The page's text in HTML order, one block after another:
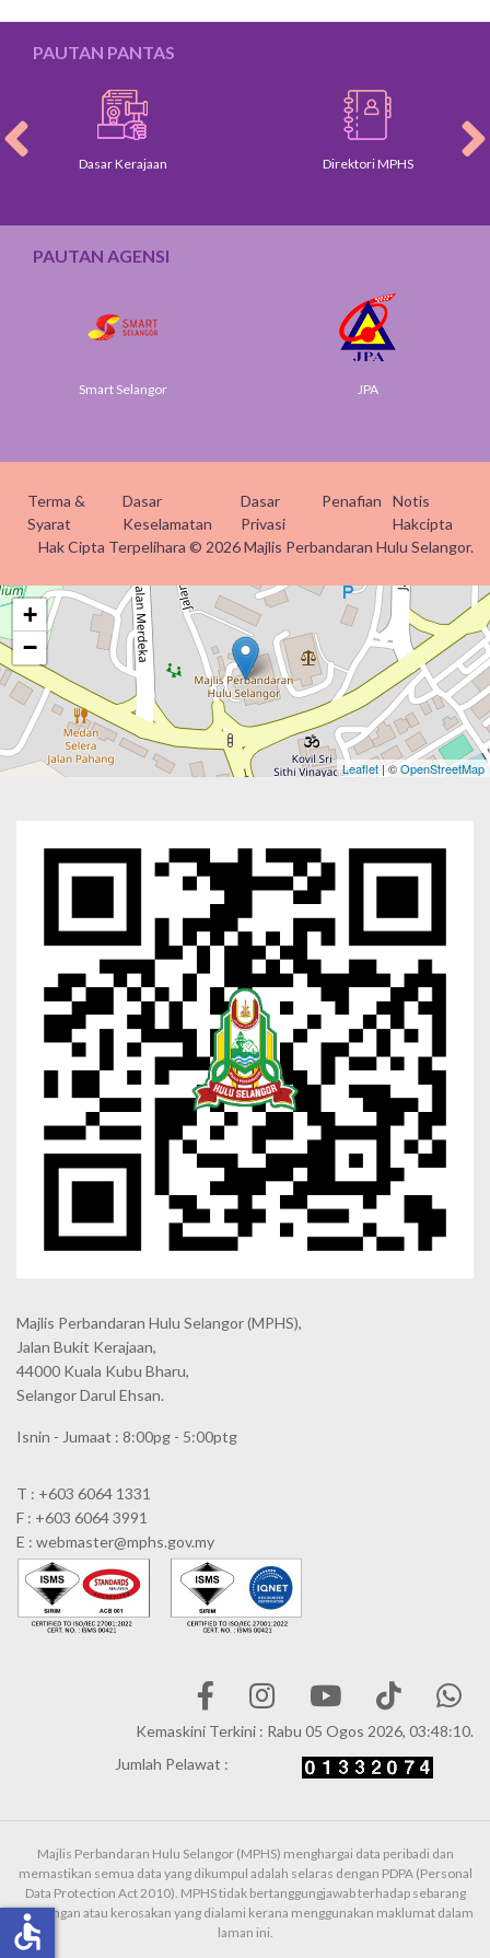
PAUTAN PANTAS
Dasar Kerajaan Direktori MPHS
PAUTAN AGENSI
Smart Selangor
Terma &
Syarat
Dasar
Keselamatan
Dasar
Privasi
Penafian
Notis
Hakcipta
Hak Cipta Terpelihara © 2026 Majlis Perbandaran Hulu Selangor.
+
−
Leaflet | ©OpenStreetMap
Majlis Perbandaran Hulu Selangor (MPHS),
Jalan Bukit Kerajaan,
44000 Kuala Kubu Bharu,
Selangor Darul Ehsan.
Isnin - Jumaat : 8:00pg - 5:00ptg
T : +603 6064 1331
F : +603 6064 3991
E : webmaster@mphs.gov.my
Kemaskini Terkini : Rabu 05 Ogos 2026, 03:48:10.
Jumlah Pelawat :
Majlis Perbandaran Hulu Selangor (MPHS) menghargai data peribadi dan
memastikan semua data yang dikumpul adalah selaras dengan PDPA (Personal
Data Protection Act 2010). MPHS tidak bertanggungjawab terhadap sebarang
kehilangan atau kerosakan yang dialami kerana menggunakan maklumat dalam
laman ini.
accessible